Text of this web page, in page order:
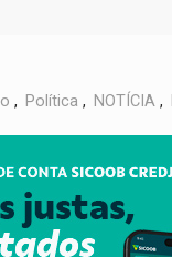
, Política , NOTÍCIA ,